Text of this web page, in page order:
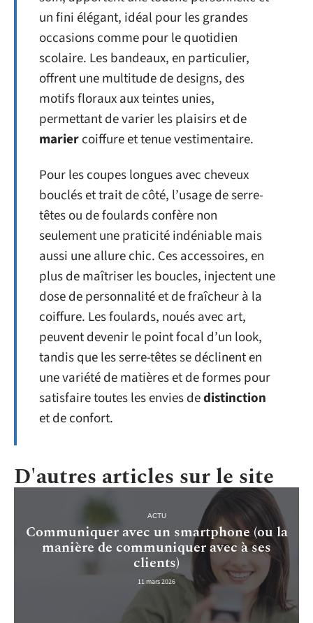
un fini élégant, idéal pour les grandes
occasions comme pour le quotidien
scolaire. Les bandeaux, en particulier,
offrent une multitude de designs, des
motifs floraux aux teintes unies,
permettant de varier les plaisirs et de
mariercoiffure et tenue vestimentaire.
Pour les coupes longues avec cheveux
bouclés et trait de côté, l’usage de serre-
têtes ou de foulards confère non
seulement une praticité indéniable mais
aussi une allure chic. Ces accessoires, en
plus de maîtriser les boucles, injectent une
dose de personnalité et de fraîcheur à la
coiffure. Les foulards, noués avec art,
peuvent devenir le point focal d’un look,
tandis que les serre-têtes se déclinent en
une variété de matières et de formes pour
satisfaire toutes les envies dedistinction
et de confort.
D'autres articles sur le site
ACTU
Communiquer avec un smartphone (ou la
manière de communiquer avec à ses
clients)
11 mars 2026